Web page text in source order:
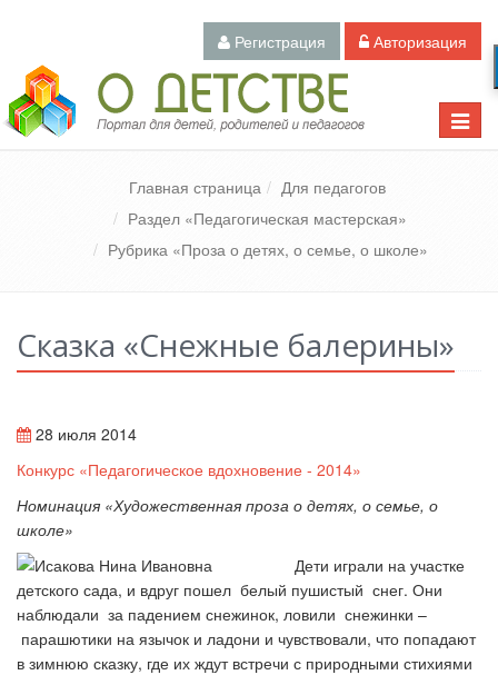
Регистрация Авторизация
Toggle
Педагогический портал «О детстве»
Главная страница
Для педагогов
Раздел «Педагогическая мастерская»
Рубрика «Проза о детях, о семье, о школе»
Сказка «Снежные балерины»
28 июля 2014
Конкурс «Педагогическое вдохновение - 2014»
Номинация «Художественная проза о детях, о семье, о
школе»
Дети играли на участке
детского сада, и вдруг пошел белый пушистый снег. Они
наблюдали за падением снежинок, ловили снежинки –
парашютики на язычок и ладони и чувствовали, что попадают
в зимнюю сказку, где их ждут встречи с природными стихиями